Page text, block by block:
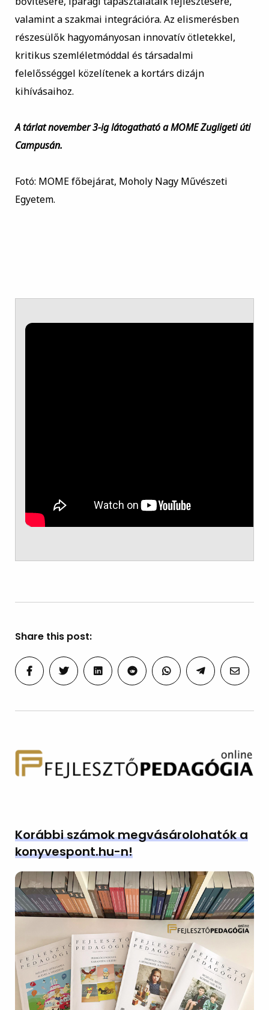
valamint a szakmai integrációra. Az elismerésben
részesülők hagyományosan innovatív ötletekkel,
kritikus szemléletmóddal és társadalmi
felelősséggel közelítenek a kortárs dizájn
kihívásaihoz.
A tárlat november 3-ig látogatható a MOME Zugligeti úti
Campusán.
Fotó: MOME főbejárat, Moholy Nagy Művészeti
Egyetem.
Share this post:
Korábbi számok megvásárolohatók a
konyvespont.hu-n!